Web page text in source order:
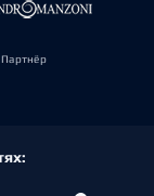
Партнёр